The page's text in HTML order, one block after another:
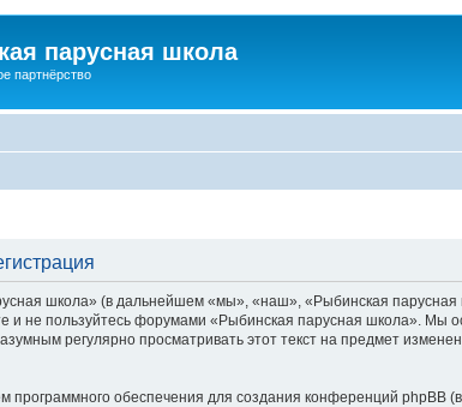
парусная школа
партнёрство
школа» (в дальнейшем «мы», «наш», «Рыбинская
и не пользуйтесь форумами «Рыбинская парусная школа».
регулярно просматривать этот текст на предмет
обеспечения для создания конференций phpBB